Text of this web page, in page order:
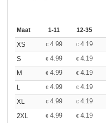
Maat 1-11 12-35
XS € 4.99 € 4.19
S
€ 4.99 € 4.19
M
€ 4.99 € 4.19
L
€ 4.99 € 4.19
XL
€ 4.99 € 4.19
2XL
€ 4.99 € 4.19